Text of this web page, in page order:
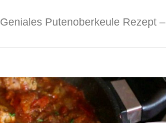
Geniales Putenoberkeule Rezept